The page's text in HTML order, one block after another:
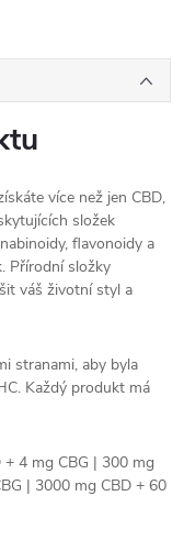
více než jen CBD,
složek
flavonoidy a
Přírodní složky
váš životní styl a
stranami, aby byla
Každý produkt má
4 mg CBG | 300 mg
| 3000 mg CBD + 60